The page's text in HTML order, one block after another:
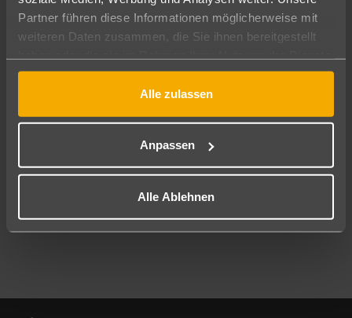
Partner führen diese Informationen möglicherweise mit
weiteren Daten zusammen, die Sie ihnen bereitgestellt
gesammelt haben.
Alle zulassen
Anpassen
Alle Ablehnen
Abflughafen
Alle Abflughäfen
10.08.26–08.08.27 7-21 Nächte
Mehr Filter anzeigen